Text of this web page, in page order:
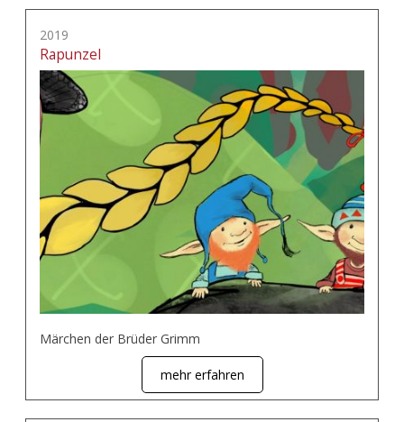
2019
Rapunzel
Märchen der Brüder Grimm
mehr erfahren